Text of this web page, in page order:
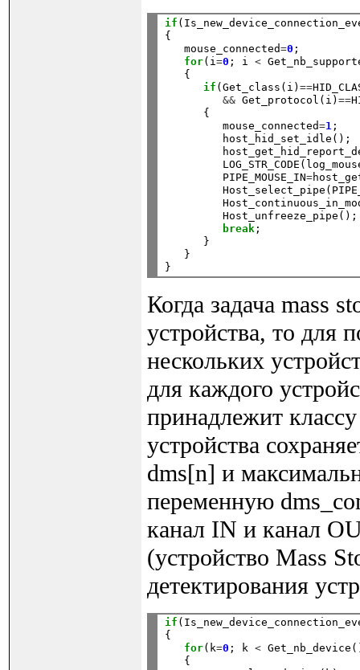
if
{
   mouse_connected
=0 ;
for(i=0 ; i <
   {
if (Get_class(i)==
&& Get_protocol(i)==
      {
         mouse_connected
=1 ;
         host_hid_set_idle();
         PIPE_MOUSE_IN
=
         Host_unfreeze_pipe();
break ;
      }
   }
Когда задача mass
устройства, то для
нескольких
для каждого
принадлежит
устройства
dms[n] и
переменную
канал IN и канал
(устройство Mass
детектирования
if
{
for(k=0 ; k <
   {